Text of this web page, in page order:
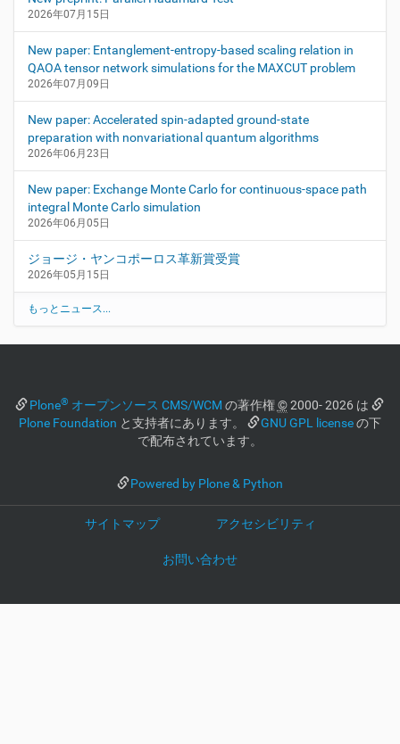
2026年07月15日
New paper: Entanglement-entropy-based scaling relation in
QAOA tensor network simulations for the MAXCUT problem
2026年07月09日
New paper: Accelerated spin-adapted ground-state
preparation with nonvariational quantum algorithms
2026年06月23日
New paper: Exchange Monte Carlo for continuous-space path
integral Monte Carlo simulation
2026年06月05日
ジョージ・ヤンコポーロス革新賞受賞
2026年05月15日
もっとニュース...
Plone® オープンソース CMS/WCM の著作権©2000- 2026 は
Plone Foundation と支持者にあります。 GNU GPL licenseの下
で配布されています。
Powered by Plone & Python
サイトマップ アクセシビリティ
お問い合わせ